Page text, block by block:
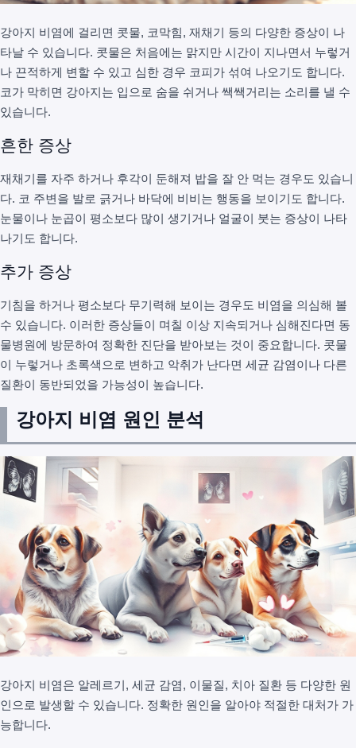
강아지 비염에 걸리면 콧물, 코막힘, 재채기 등의 다양한 증상이 나
타날 수 있습니다. 콧물은 처음에는 맑지만 시간이 지나면서 누렇거
나 끈적하게 변할 수 있고 심한 경우 코피가 섞여 나오기도 합니다.
코가 막히면 강아지는 입으로 숨을 쉬거나 쌕쌕거리는 소리를 낼 수
있습니다.
흔한 증상
재채기를 자주 하거나 후각이 둔해져 밥을 잘 안 먹는 경우도 있습니
다. 코 주변을 발로 긁거나 바닥에 비비는 행동을 보이기도 합니다.
눈물이나 눈곱이 평소보다 많이 생기거나 얼굴이 붓는 증상이 나타
나기도 합니다.
추가 증상
기침을 하거나 평소보다 무기력해 보이는 경우도 비염을 의심해 볼
수 있습니다. 이러한 증상들이 며칠 이상 지속되거나 심해진다면 동
물병원에 방문하여 정확한 진단을 받아보는 것이 중요합니다. 콧물
이 누렇거나 초록색으로 변하고 악취가 난다면 세균 감염이나 다른
질환이 동반되었을 가능성이 높습니다.
강아지 비염 원인 분석
강아지 비염은 알레르기, 세균 감염, 이물질, 치아 질환 등 다양한 원
인으로 발생할 수 있습니다. 정확한 원인을 알아야 적절한 대처가 가
능합니다.